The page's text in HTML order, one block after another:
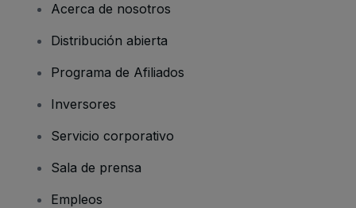
Acerca de nosotros
Distribución abierta
Programa de Afiliados
Inversores
Servicio corporativo
Sala de prensa
Empleos